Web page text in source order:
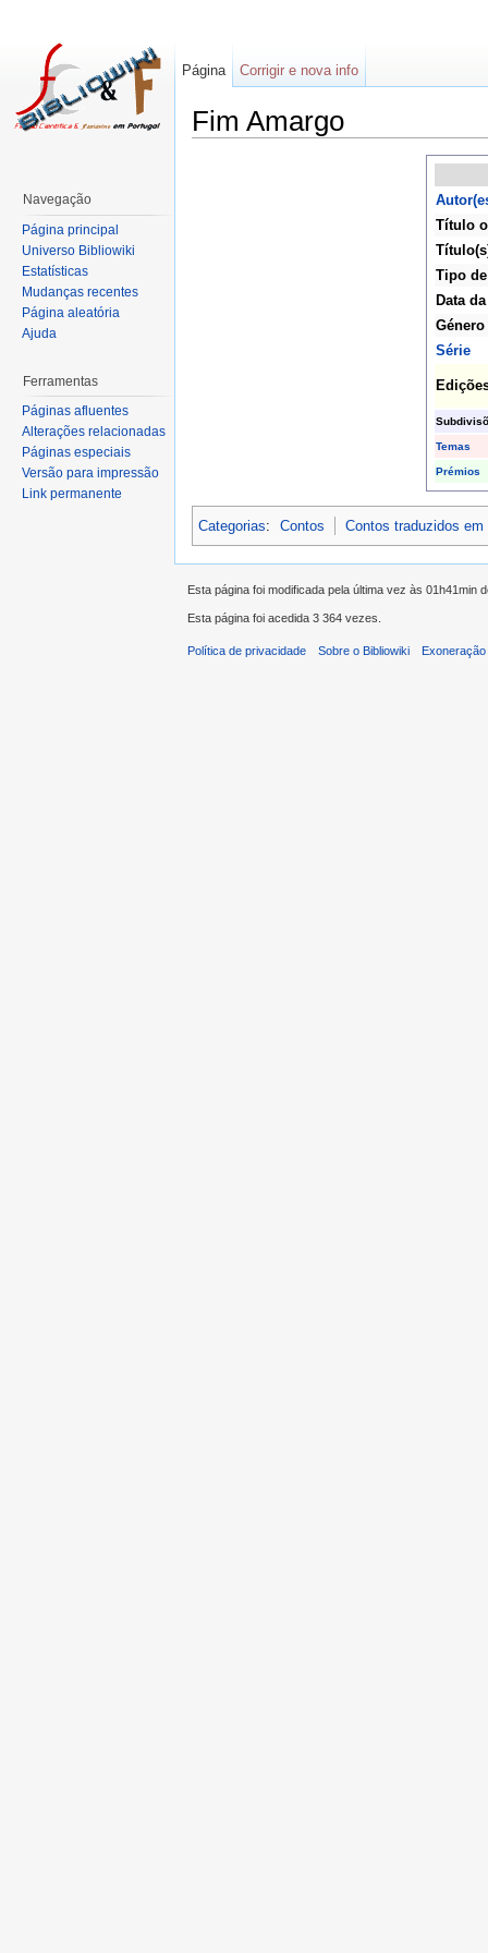
Fim Amargo
Título
Tipo
Data
Género
Série
Temas
Prémios
Categorias: Contos Contos traduzidos em
Página Corrigir e nova info
Navegação
Página principal
Universo Bibliowiki
Estatísticas
Mudanças recentes
Página aleatória
Ajuda
Ferramentas
Páginas afluentes
Alterações relacionadas
Páginas especiais
Versão para impressão
Link permanente
Esta página foi modificada pela última vez às 01h41min
Esta página foi acedida 3 364 vezes.
Política de privacidade Sobre o Bibliowiki